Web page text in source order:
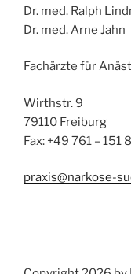
Dr. med. Ralph
Dr. med. Arne Jahn
Fachärzte für
Wirthstr. 9
79110 Freiburg
Fax: +49 761 – 151
praxis@narkose-